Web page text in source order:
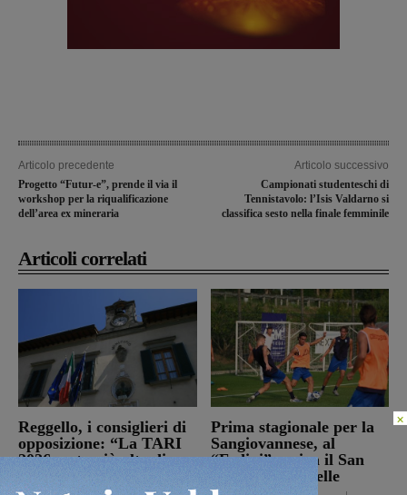
Articolo precedente
Progetto “Futur-e”, prende il via il
workshop per la riqualificazione
dell’area ex mineraria
Articolo successivo
Campionati studenteschi di
Tennistavolo: l’Isis Valdarno si
classifica sesto nella finale femminile
Articoli correlati
Reggello, i consiglieri di
opposizione: “La TARI
2026 resta più alta di
Prima stagionale per la
Sangiovannese, al
“Fedini” arriva il San
Donato Tavarnelle
×